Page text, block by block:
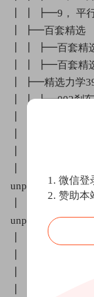
┃ ┃ ┣━9， 平行
┃ ┣━百套精选
┃ ┃ ┣━百套精
┃ ┃ ┣━百套精
┃ ┣━精选力学
┃ ┃ ┣━002刹车
┃ ┃ ┣━005均速
unprotected.pdf
┃ ┃ ┣━008距离
unprotected.pdf
┃ ┃ ┣━010差量
┃ ┃ ┣━013动态
1. 微信登
2. 赞助本